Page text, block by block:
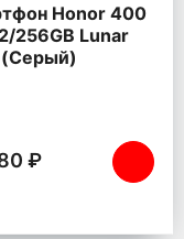
Honor 400
256GB Lunar
(Серый)
₽